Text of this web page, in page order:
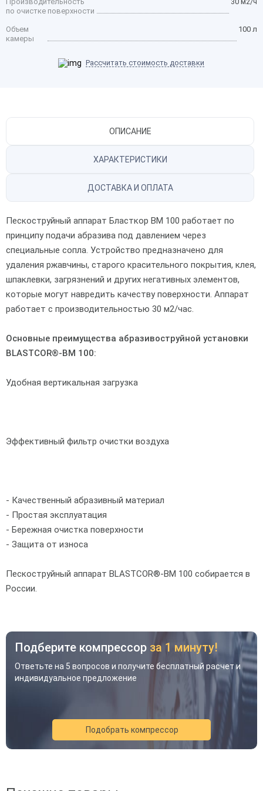
по очистке поверхности
Объем
камеры
100 л
Рассчитать стоимость доставки
ОПИСАНИЕ
ХАРАКТЕРИСТИКИ
ДОСТАВКА И ОПЛАТА
Пескоструйный аппарат Бласткор BM 100 работает по
принципу подачи абразива под давлением через
специальные сопла. Устройство предназначено для
удаления ржавчины, старого красительного покрытия, клея,
шпаклевки, загрязнений и других негативных элементов,
которые могут навредить качеству поверхности. Аппарат
работает с производительностью 30 м2/час.
Основные преимущества абразивоструйной установки
BLASTCOR®-BM 100:
Удобная вертикальная загрузка
Эффективный фильтр очистки воздуха
- Качественный абразивный материал
- Простая эксплуатация
- Бережная очистка поверхности
- Защита от износа
Пескоструйный аппарат BLASTCOR®-BM 100 собирается в
России.
Подберите компрессор за 1 минуту!
Ответьте на 5 вопросов и получите бесплатный расчет и
индивидуальное предложение
Подобрать компрессор